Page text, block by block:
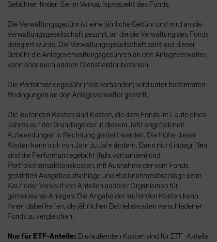
Gebühren finden Sie im Verkaufsprospekt des Fonds.
Die Verwaltungsgebühr ist eine jährliche Gebühr und wird an die
Verwaltungsgesellschaft gezahlt, an die die Verwaltung des Fonds
delegiert wurde. Die Verwaltungsgesellschaft zahlt aus dieser
Gebühr die Anlageverwaltungsgebühren an den Anlageverwalter,
kann aber auch andere Dienstleister bezahlen.
Die Performancegebühr (falls vorhanden) wird unter bestimmten
Bedingungen an den Anlageverwalter gezahlt.
Die laufenden Kosten sind Kosten, die dem Fonds im Laufe eines
Jahres auf der Grundlage der in diesem Jahr angefallenen
Aufwendungen in Rechnung gestellt werden. Die Höhe dieser
Kosten kann sich von Jahr zu Jahr ändern. Darin nicht inbegriffen
sind die Performancegebühr (falls vorhanden) und
Portfoliotransaktionskosten, mit Ausnahme der vom Fonds
gezahlten Ausgabeaufschläge und Rücknahmeabschläge beim
Kauf oder Verkauf von Anteilen anderer Organismen für
gemeinsame Anlagen. Die Angabe der laufenden Kosten kann
Ihnen dabei helfen, die jährlichen Betriebskosten verschiedener
Fonds zu vergleichen.
Nur für ETF-Anteile: Die laufenden Kosten sind für ETF-Anteile